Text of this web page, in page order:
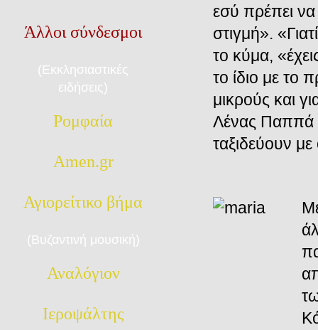
Άλλοι σύνδεσμοι
(Εκκλησιαστικές
ειδήσεις)
Ρομφαία
Amen.gr
Αγιορείτικο βήμα
(Βυζαντινή μουσική)
Αναλόγιον
Ιεροψάλτης
εσύ πρέπει
στιγμή».
το κύμα,
το ίδιο με το
μικρούς και
Λένας Παππά
ταξιδεύουν